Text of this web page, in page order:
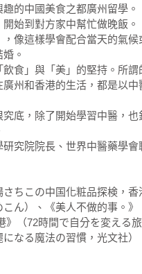
味、常見毛病，
／041
湯︙039／041
的中國美食之都廣州留學。
始到對方家中幫忙做晚飯
像這樣學會配合當天的氣候
。
食」與「美」的堅持。所
州和香港的生活，都是以
底，除了開始學習中醫，
究院院長、世界中醫藥學會
さちこの中国化粧品探検，
こん）、《美人不做的事。
》（72時間で自分を変える
なる魔法の習慣，光文社